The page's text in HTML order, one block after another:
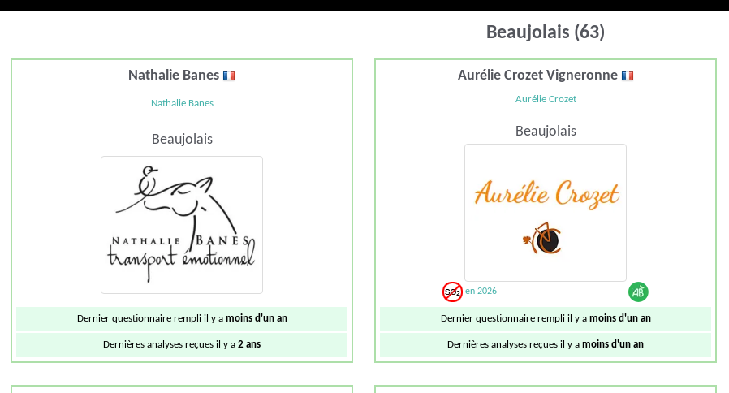
Beaujolais (63)
Nathalie Banes
Nathalie Banes
Beaujolais
Dernier questionnaire rempli il y a moins d'un an
Dernières analyses reçues il y a 2 ans
Aurélie Crozet Vigneronne
Aurélie Crozet
Beaujolais
en 2026
Dernier questionnaire rempli il y a moins d'un an
Dernières analyses reçues il y a moins d'un an